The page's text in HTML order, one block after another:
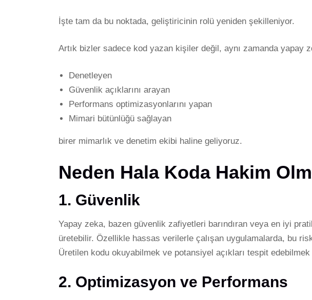
İşte tam da bu noktada, geliştiricinin rolü yeniden şekilleniyor.
Artık bizler sadece kod yazan kişiler değil, aynı zamanda yapay
Denetleyen
Güvenlik açıklarını arayan
Performans optimizasyonlarını yapan
Mimari bütünlüğü sağlayan
birer mimarlık ve denetim ekibi haline geliyoruz.
Neden Hala Koda Hakim
1. Güvenlik
Yapay zeka, bazen güvenlik zafiyetleri barındıran veya en iyi
üretebilir. Özellikle hassas verilerle çalışan uygulamalarda, bu
Üretilen kodu okuyabilmek ve potansiyel açıkları tespit edebilmek
2. Optimizasyon ve Performans